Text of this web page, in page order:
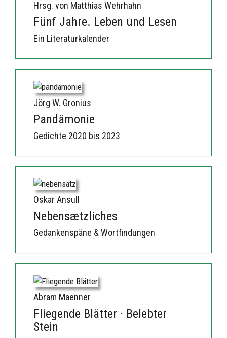
Hrsg. von Matthias Wehrhahn
Fünf Jahre. Leben und Lesen
Ein Literaturkalender
Jörg W. Gronius
Pandämonie
Gedichte 2020 bis 2023
Oskar Ansull
Nebensætzliches
Gedankenspäne & Wortfindungen
Abram Maenner
Fliegende Blätter · Belebter
Stein